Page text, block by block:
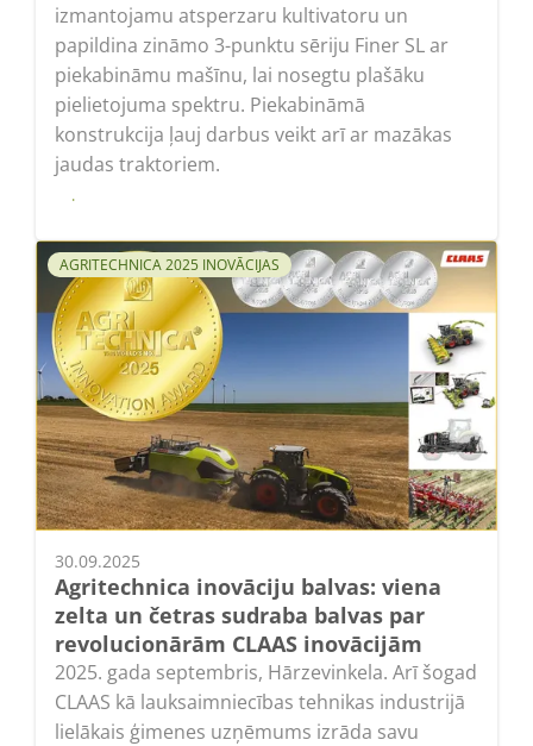
izmantojamu atsperzaru kultivatoru un
papildina zināmo 3-punktu sēriju Finer SL ar
piekabināmu mašīnu, lai nosegtu plašāku
pielietojuma spektru. Piekabināmā
konstrukcija ļauj darbus veikt arī ar mazākas
jaudas traktoriem.
Lasīt
AGRITECHNICA 2025 INOVĀCIJAS
30.09.2025
Agritechnica inovāciju balvas: viena
zelta un četras sudraba balvas par
revolucionārām CLAAS inovācijām
2025. gada septembris, Hārzevinkela. Arī šogad
CLAAS kā lauksaimniecības tehnikas industrijā
lielākais ģimenes uzņēmums izrāda savu